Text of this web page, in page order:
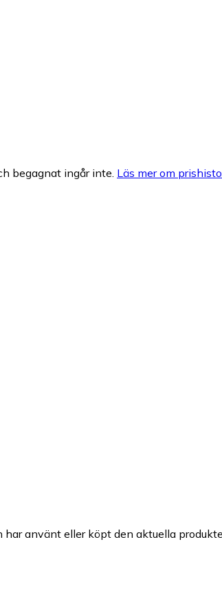
begagnat ingår inte. Läs mer om
har använt eller köpt den aktuella